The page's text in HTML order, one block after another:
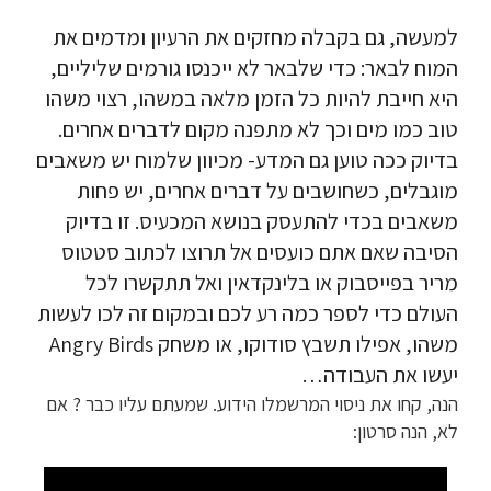
למעשה, גם בקבלה מחזקים את הרעיון ומדמים את
המוח לבאר: כדי שלבאר לא ייכנסו גורמים שליליים,
היא חייבת להיות כל הזמן מלאה במשהו, רצוי משהו
טוב כמו מים וכך לא מתפנה מקום לדברים אחרים.
בדיוק ככה טוען גם המדע- מכיוון שלמוח יש משאבים
מוגבלים, כשחושבים על דברים אחרים, יש פחות
משאבים בכדי להתעסק בנושא המכעיס. זו בדיוק
הסיבה שאם אתם כועסים אל תרוצו לכתוב סטטוס
מריר בפייסבוק או בלינקדאין ואל תתקשרו לכל
העולם כדי לספר כמה רע לכם ובמקום זה לכו לעשות
משהו, אפילו תשבץ סודוקו, או משחק Angry Birds
יעשו את העבודה…
הנה, קחו את ניסוי המרשמלו הידוע. שמעתם עליו כבר ? אם
לא, הנה סרטון: